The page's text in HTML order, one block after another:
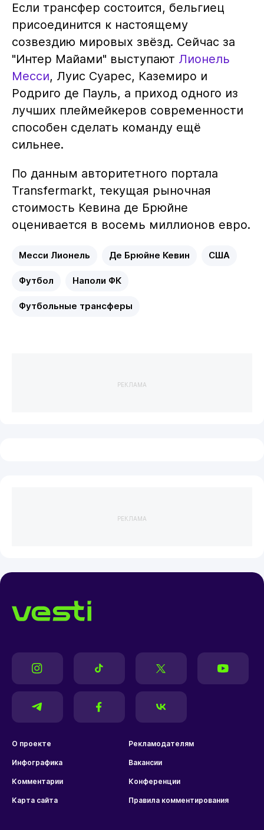
Если трансфер состоится, бельгиец
присоединится к настоящему
созвездию мировых звёзд. Сейчас за
"Интер Майами" выступают Лионель
Месси, Луис Суарес, Каземиро и
Родриго де Пауль, а приход одного из
лучших плеймейкеров современности
способен сделать команду ещё
сильнее.
По данным авторитетного портала
Transfermarkt, текущая рыночная
стоимость Кевина де Брюйне
оценивается в восемь миллионов евро.
Месси Лионель Де Брюйне Кевин США
Футбол Наполи ФК
Футбольные трансферы
РЕКЛАМА
РЕКЛАМА
О проекте Рекламодателям
Инфографика Вакансии
Комментарии Конференции
Карта сайта Правила комментирования